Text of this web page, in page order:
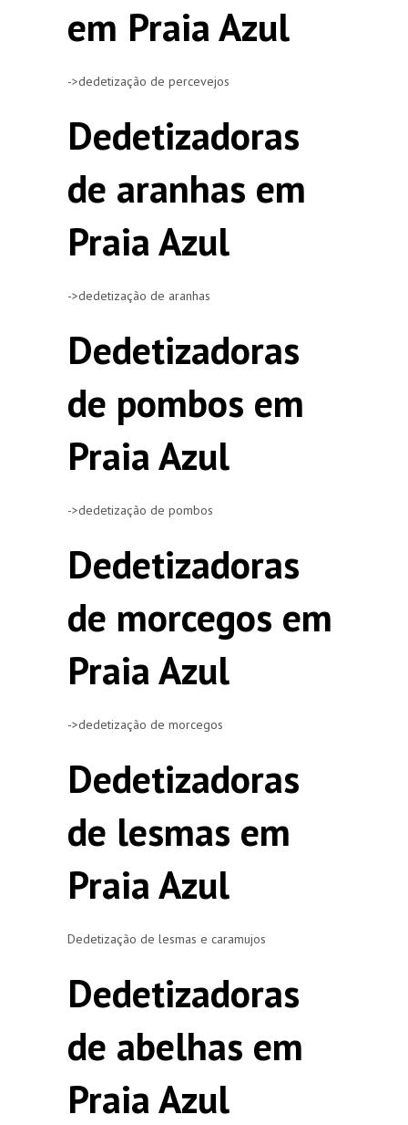
em Praia Azul
->dedetização de percevejos
Dedetizadoras
de aranhas em
Praia Azul
->dedetização de aranhas
Dedetizadoras
de pombos em
Praia Azul
->dedetização de pombos
Dedetizadoras
de morcegos em
Praia Azul
->dedetização de morcegos
Dedetizadoras
de lesmas em
Praia Azul
Dedetização de lesmas e caramujos
Dedetizadoras
de abelhas em
Praia Azul